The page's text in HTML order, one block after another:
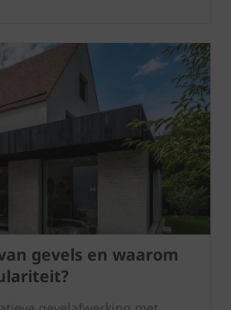
gevels en waarom